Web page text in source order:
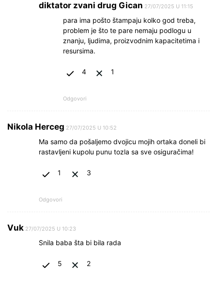
diktator zvani drug Gican 27/07/2025 U 11:15
para ima pošto štampaju kolko god treba,
problem je što te pare nemaju podlogu u
znanju, ljudima, proizvodnim kapacitetima i
resursima.
4 1
Odgovori
Nikola Herceg 27/07/2025 U 10:52
Ma samo da pošaljemo dvojicu mojih ortaka doneli bi
rastavljeni kupolu punu tozla sa sve osiguračima!
1 3
Odgovori
Vuk 27/07/2025 U 10:23
Snila baba šta bi bila rada
5 2